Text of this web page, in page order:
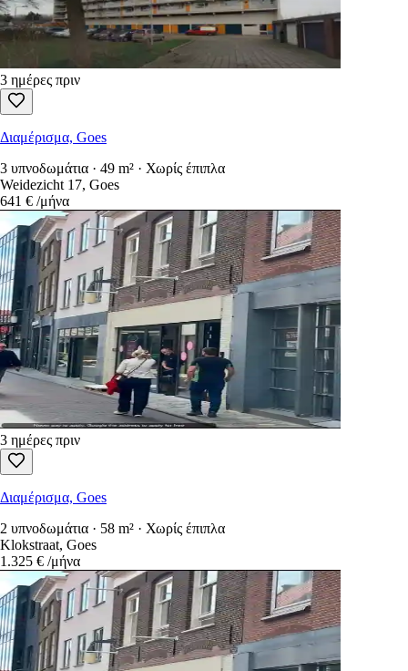
3 ημέρες πριν
Διαμέρισμα, Goes
3 υπνοδωμάτια · 49 m² · Χωρίς έπιπλα
Weidezicht 17, Goes
641 € /μήνα
3 ημέρες πριν
Διαμέρισμα, Goes
2 υπνοδωμάτια · 58 m² · Χωρίς έπιπλα
Klokstraat, Goes
1.325 € /μήνα